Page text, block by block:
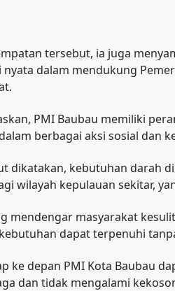
tersebut, ia juga
dalam mendukung
PMI Baubau memiliki
berbagai aksi sosial dan
dikatakan, kebutuhan darah
wilayah kepulauan sekitar,
mendengar masyarakat
dapat terpenuhi
ke depan PMI Kota Baubau
dan tidak mengalami